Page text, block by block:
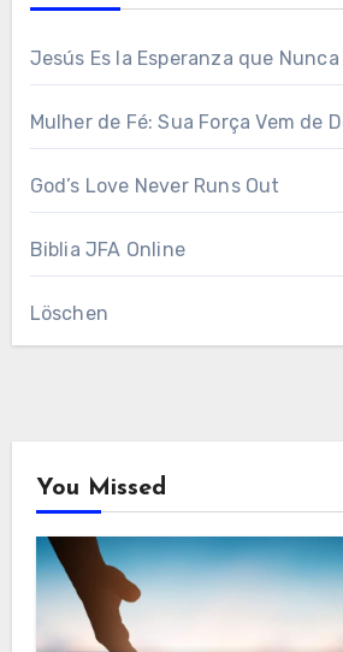
Jesús Es la Esperanza que Nunca
Mulher de Fé: Sua Força Vem de
God’s Love Never Runs Out
Biblia JFA Online
Löschen
You Missed